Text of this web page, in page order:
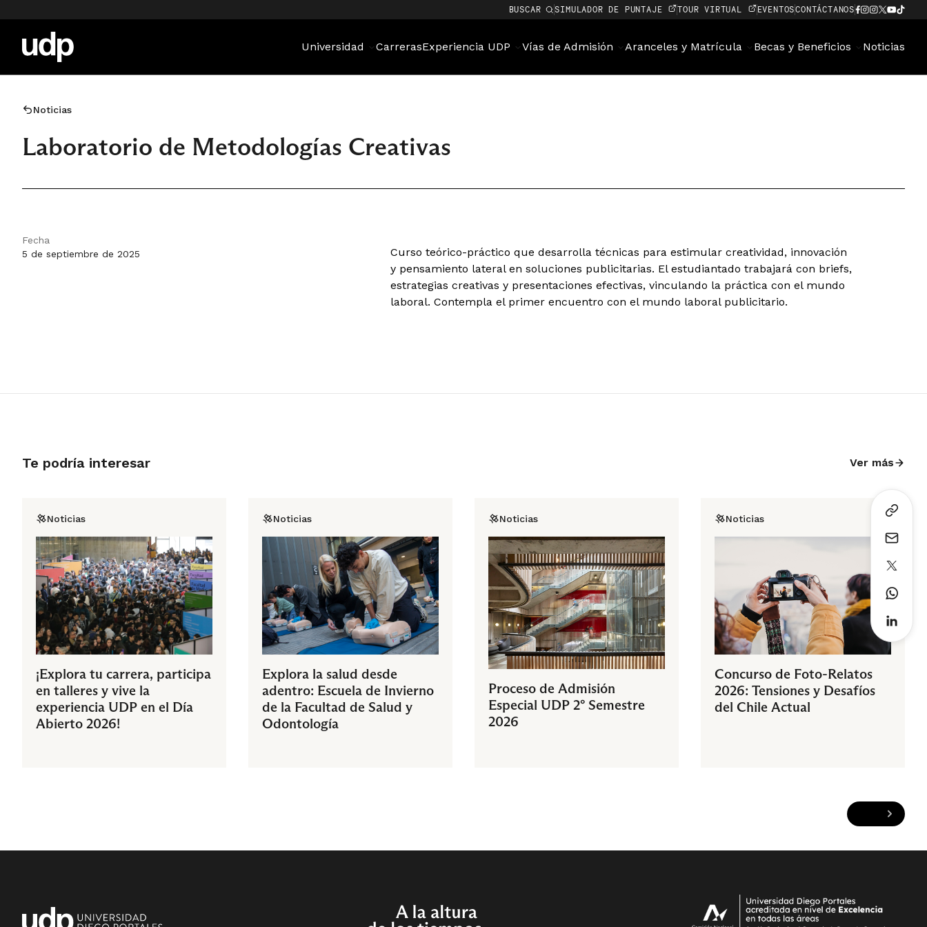
BUSCAR SIMULADOR DE PUNTAJE TOUR VIRTUAL EVENTOSCONTÁCTANOS
Universidad CarrerasExperiencia UDP Vías de Admisión Aranceles y Matrícula Becas y Beneficios Noticias
Noticias
Laboratorio de Metodologías Creativas
Fecha
5 de septiembre de 2025
Curso teórico-práctico que desarrolla técnicas para estimular creatividad, innovación
y pensamiento lateral en soluciones publicitarias. El estudiantado trabajará con briefs,
estrategias creativas y presentaciones efectivas, vinculando la práctica con el mundo
laboral. Contempla el primer encuentro con el mundo laboral publicitario.
Te podría interesar Ver más
Noticias
¡Explora tu carrera, participa
en talleres y vive la
experiencia UDP en el Día
Abierto 2026!
Noticias
Explora la salud desde
adentro: Escuela de Invierno
de la Facultad de Salud y
Odontología
Noticias
Proceso de Admisión
Especial UDP 2° Semestre
2026
Noticias
Concurso de Foto-Relatos
2026: Tensiones y Desafíos
del Chile Actual